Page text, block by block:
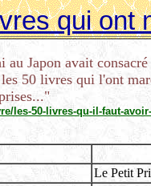
qui ont
Japon avait
50 livres qui l'ont
les-50-livres-qu-il-faut-
Le Petit